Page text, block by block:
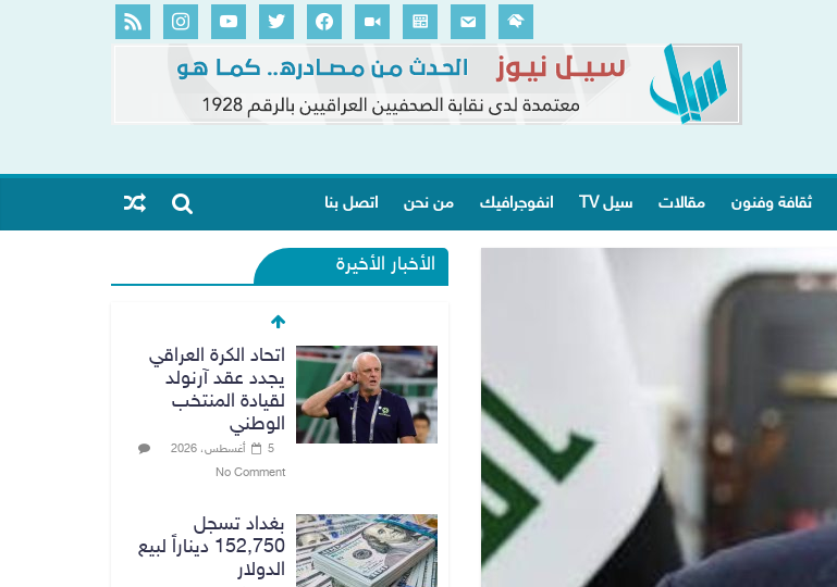
ثقافة وفنون مقالات سيل TV انفوجرافيك من نحن اتصل بنا
الأخبار الأخيرة
اتحاد الكرة العراقي
يجدد عقد آرنولد
لقيادة المنتخب
الوطني
5 أغسطس، 2026
No Comment
بغداد تسجل
152,750 ديناراً لبيع
الدولار